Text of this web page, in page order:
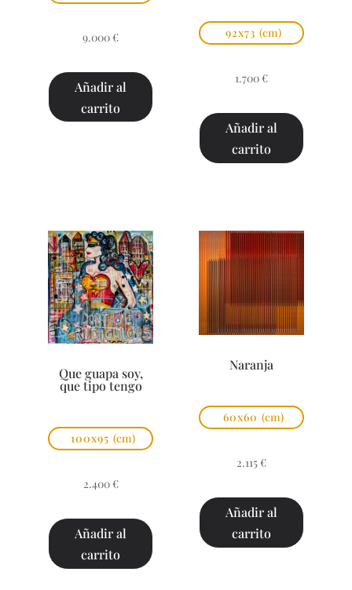
9.000 €
Añadir al
carrito
92x73 (cm)
1.700 €
Añadir al
carrito
Que guapa soy,
que tipo tengo
100x95 (cm)
2.400 €
Añadir al
carrito
Naranja
60x60 (cm)
2.115 €
Añadir al
carrito